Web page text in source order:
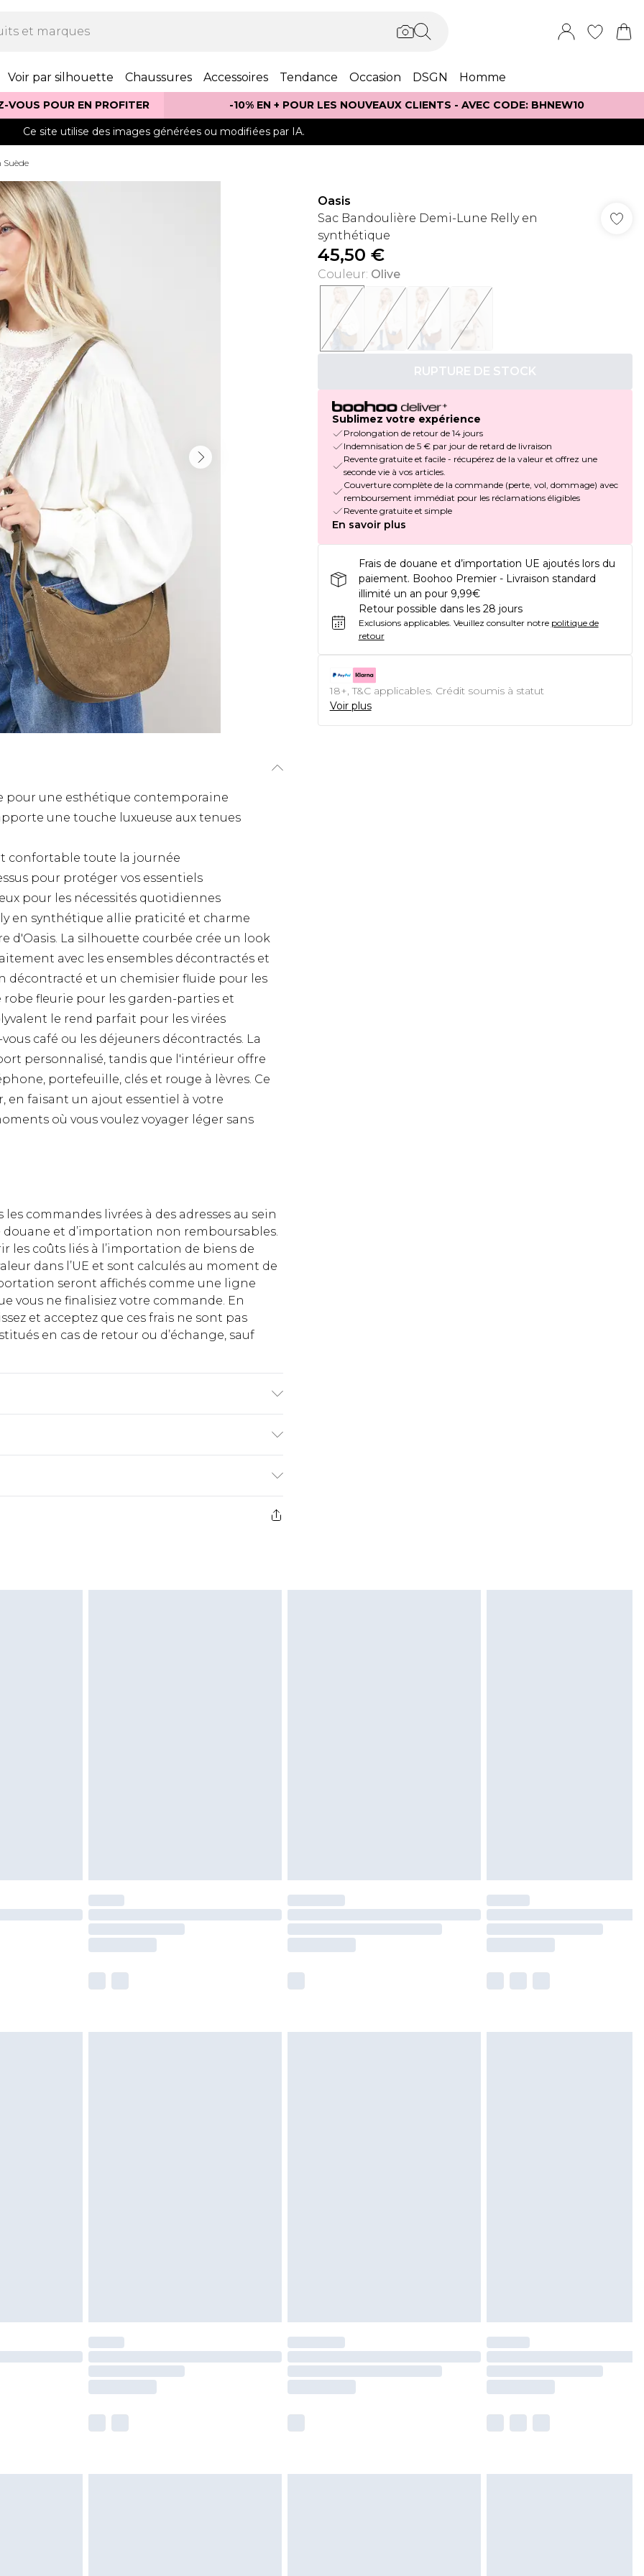
Voir par silhouette Chaussures Accessoires Tendance Occasion DSGN Homme
VOUS POUR EN PROFITER -10% EN + POUR LES NOUVEAUX CLIENTS - AVEC CODE: BHNEW10
Ce site utilise des images générées ou modifiées par IA.
Suède
pour une esthétique contemporaine
une touche luxueuse aux tenues
confortable toute la journée
pour protéger vos essentiels
pour les nécessités quotidiennes
en synthétique allie praticité et charme
d'Oasis. La silhouette courbée crée un look
avec les ensembles décontractés et
décontracté et un chemisier fluide pour les
robe fleurie pour les garden-parties et
le rend parfait pour les virées
café ou les déjeuners décontractés. La
personnalisé, tandis que l'intérieur offre
portefeuille, clés et rouge à lèvres. Ce
en faisant un ajout essentiel à votre
où vous voulez voyager léger sans
commandes livrées à des adresses au sein
douane et d’importation non remboursables.
les coûts liés à l’importation de biens de
dans l’UE et sont calculés au moment de
seront affichés comme une ligne
vous ne finalisiez votre commande. En
et acceptez que ces frais ne sont pas
en cas de retour ou d’échange, sauf
€2.99
€9.99
Oasis
Sac Bandoulière Demi-Lune Relly en
synthétique
45,50 €
Couleur: Olive
RUPTURE DE STOCK
Sublimez votre expérience
Prolongation de retour de 14 jours
Indemnisation de 5 € par jour de retard de livraison
Revente gratuite et facile - récupérez de la valeur et offrez une
seconde vie à vos articles.
Couverture complète de la commande (perte, vol, dommage) avec
remboursement immédiat pour les réclamations éligibles
Revente gratuite et simple
En savoir plus
Frais de douane et d’importation UE ajoutés lors du
paiement. Boohoo Premier - Livraison standard
illimité un an pour 9,99€
Retour possible dans les 28 jours
Exclusions applicables. Veuillez consulter notre politique de
retour
18+, T&C applicables. Crédit soumis à statut
Voir plus